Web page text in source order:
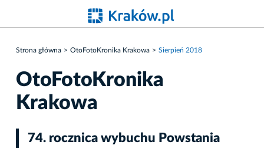
Strona główna OtoFotoKronika Krakowa Sierpień 2018
OtoFotoKronika
Krakowa
74. rocznica wybuchu Powstania